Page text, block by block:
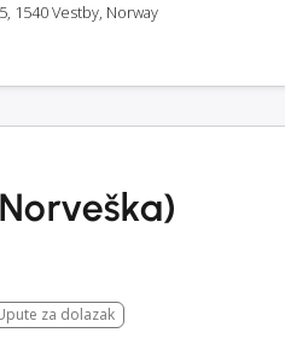
1540 Vestby, Norway
za dolazak